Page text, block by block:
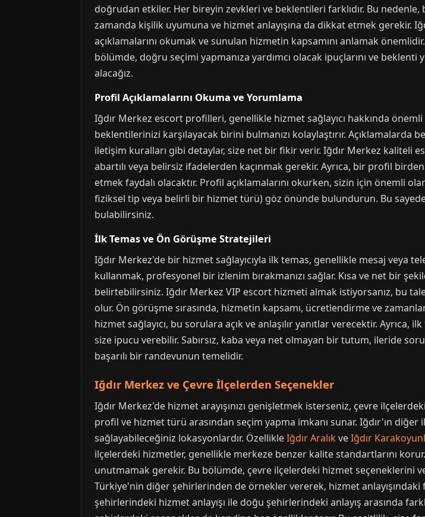
doğrudan etkiler. Her bireyin zevkleri ve beklentileri farklıdır. Bu
zamanda kişilik uyumuna ve hizmet anlayışına da dikkat etmek
açıklamalarını okumak ve sunulan hizmetin kapsamını anlamak
bölümde, doğru seçimi yapmanıza yardımcı olacak ipuçlarını ve
alacağız.
Profil Açıklamalarını Okuma ve Yorumlama
Iğdır Merkez escort profilleri, genellikle hizmet sağlayıcı hakkında
beklentilerinizi karşılayacak birini bulmanızı kolaylaştırır.
iletişim kuralları gibi detaylar, size net bir fikir verir. Iğdır Merkez kaliteli
abartılı veya belirsiz ifadelerden kaçınmak gerekir. Ayrıca, bir profil
etmek faydalı olacaktır. Profil açıklamalarını okurken, sizin için önemli
fiziksel tip veya belirli bir hizmet türü) göz önünde bulundurun. Bu
bulabilirsiniz.
İlk Temas ve Ön Görüşme Stratejileri
Iğdır Merkez'de bir hizmet sağlayıcıyla ilk temas, genellikle mesaj veya
kullanmak, profesyonel bir izlenim bırakmanızı sağlar. Kısa ve net bir
belirtebilirsiniz. Iğdır Merkez VIP escort hizmeti almak istiyorsanız, bu
olur. Ön görüşme sırasında, hizmetin kapsamı, ücretlendirme ve
hizmet sağlayıcı, bu sorulara açık ve anlaşılır yanıtlar verecektir.
size ipucu verebilir. Sabırsız, kaba veya net olmayan bir tutum, ileride
başarılı bir randevunun temelidir.
Iğdır Merkez ve Çevre İlçelerden Seçenekler
Iğdır Merkez'de hizmet arayışınızı genişletmek isterseniz, çevre
profil ve hizmet türü arasından seçim yapma imkanı sunar. Iğdır'ın diğer
sağlayabileceğiniz lokasyonlardır. ÖzellikleIğdır AralıkveIğdır
ilçelerdeki hizmetler, genellikle merkeze benzer kalite standartlarını
unutmamak gerekir. Bu bölümde, çevre ilçelerdeki hizmet seçeneklerini
Türkiye'nin diğer şehirlerinden de örnekler vererek, hizmet anlayışındaki
şehirlerindeki hizmet anlayışı ile doğu şehirlerindeki anlayış arasında